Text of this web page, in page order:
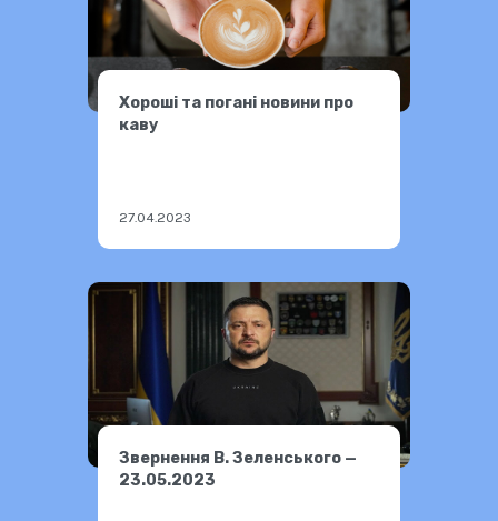
Хороші та погані новини про
каву
27.04.2023
Звернення В. Зеленського —
23.05.2023